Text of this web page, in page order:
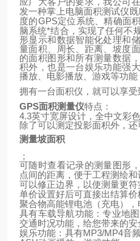
发一种掌上电脑面积测试仪既
度的GPS定位系统、精确面
脑系统*结合，实现了任何不
形显示和数据智能化处理和
量面积、周长、距离、坡度
的面积图形和所有测量数据
积外，也是一台娱乐功能强
播放、电影播放、游戏等功能
拥有一台面积仪，就可以享受
GPS面积测量仪特点：
4.3英寸宽屏设计，全中文彩
除了可以测定投影面积外，还
测量坡面积
；
可随时查看记录的测量图形
点间的距离，便于工程测绘和
可以修正边界，以使测量更符
单价设置好后可直接出结算价
聚合物高能锂电池（充电），
具有车载导航功能：专业地
交通时况功能，给您带来的安
娱乐功能：具有MP3/MP4音